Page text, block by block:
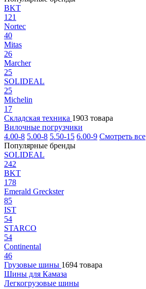
BKT
121
Nortec
40
Mitas
26
Marcher
25
SOLIDEAL
25
Michelin
17
Складская техника 1903 товара
Вилочные погрузчики
4.00-8 5.00-8 5.50-15 6.00-9 Смотреть все
Популярные бренды
SOLIDEAL
242
BKT
178
Emerald Greckster
85
IST
54
STARCO
54
Continental
46
Грузовые шины 1694 товара
Шины для Камаза
Легкогрузовые шины